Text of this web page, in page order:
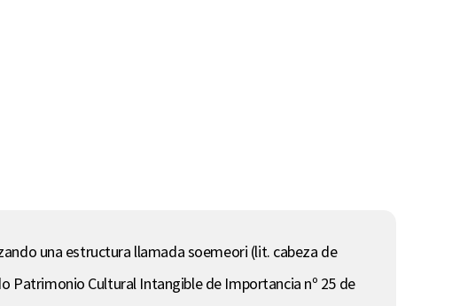
una estructura llamada soemeori (lit. cabeza de
Patrimonio Cultural Intangible de Importancia nº 25 de